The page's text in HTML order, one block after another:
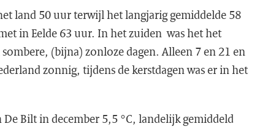
land 50 uur terwijl het langjarig gemiddelde 58
in Eelde 63 uur. In het zuiden was het het
(bijna) zonloze dagen. Alleen 7 en 21 en
zonnig, tijdens de kerstdagen was er in het
Bilt in december 5,5 °C, landelijk gemiddeld